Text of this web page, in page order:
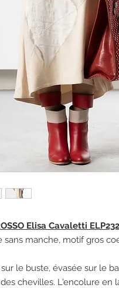
Elisa Cavaletti
sans manche, motif gros
le buste, évasée sur le
chevilles. L'encolure en